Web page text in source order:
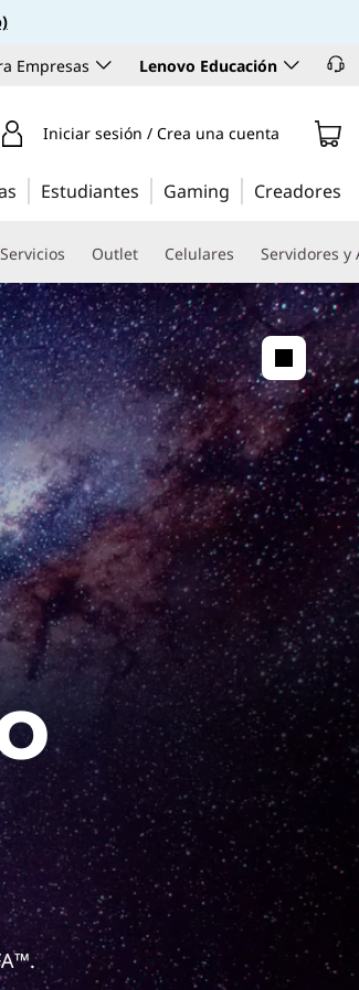
Empresas Lenovo Educación
Iniciar sesión / Crea una cuenta
Estudiantes Gaming Creadores
Servicios Outlet Celulares Servidores y